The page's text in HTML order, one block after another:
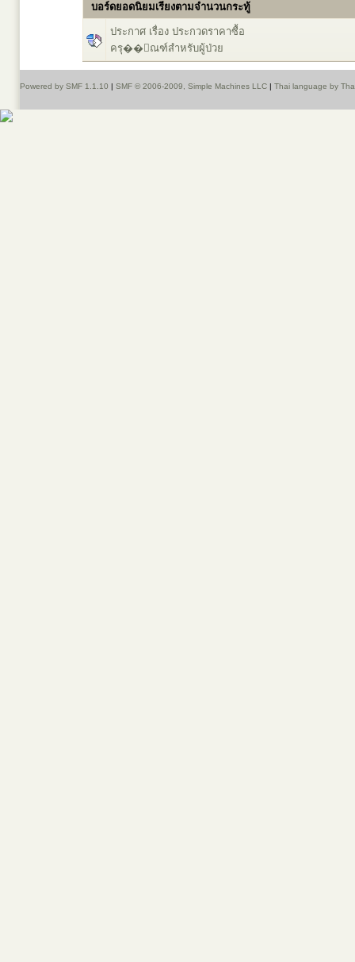
บอร์ดยอดนิยมเรียงตามจำนวนกระทู้
ประกาศ เรื่อง ประกวดราคาซื้อ
ครุ��ัณฑ์สำหรับผู้ป่วย
Powered by SMF 1.1.10 | SMF © 2006-2009, Simple Machines LLC | Thai language by